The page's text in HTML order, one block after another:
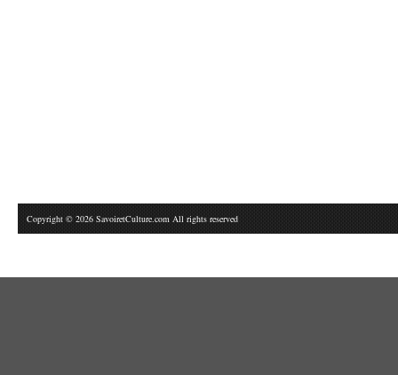
Copyright © 2026 SavoiretCulture.com All rights reserved